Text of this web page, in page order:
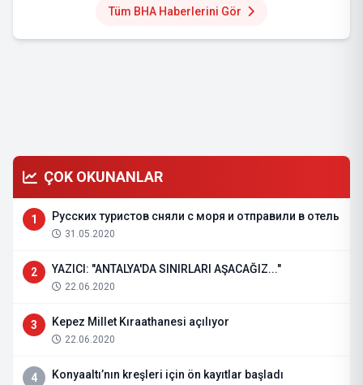
Tüm BHA Haberlerini Gör
ÇOK OKUNANLAR
1 Русских туристов сняли с моря и отправили в отель
31.05.2020
2 YAZICI: "ANTALYA'DA SINIRLARI AŞACAĞIZ..."
22.06.2020
3 Kepez Millet Kıraathanesi açılıyor
22.06.2020
4 Konyaaltı’nın kreşleri için ön kayıtlar başladı